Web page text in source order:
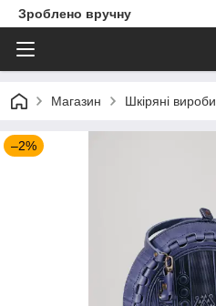
Зроблено вручну
Магазин Шкіряні вироби
–2%